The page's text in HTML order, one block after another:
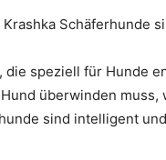
Schäferhunde
speziell für Hunde
überwinden
sind intelligent